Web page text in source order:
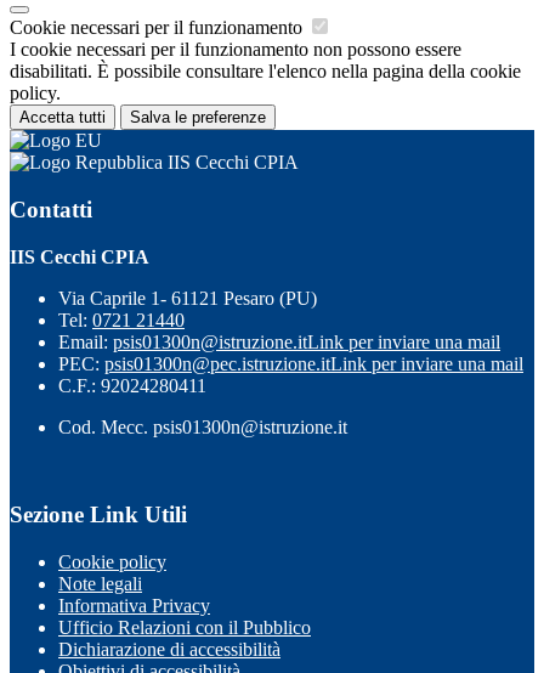
Cookie necessari per il funzionamento
I cookie necessari per il funzionamento non possono essere
disabilitati. È possibile consultare l'elenco nella pagina della cookie
policy.
Accetta tutti Salva le preferenze
IIS Cecchi CPIA
Contatti
IIS Cecchi CPIA
Via Caprile 1- 61121 Pesaro (PU)
Tel: 0721 21440
Email: psis01300n@istruzione.itLink per inviare una mail
PEC: psis01300n@pec.istruzione.itLink per inviare una mail
C.F.: 92024280411
Cod. Mecc. psis01300n@istruzione.it
Sezione Link Utili
Cookie policy
Note legali
Informativa Privacy
Ufficio Relazioni con il Pubblico
Dichiarazione di accessibilità